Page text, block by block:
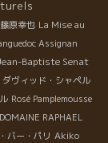
藤原幸也 La Mise au
Assignan
Baptiste Senat
ダヴィッド・シャペル
Rosé Pamplemousse
DOMAINE RAPHAEL
バー・パリ Akiko